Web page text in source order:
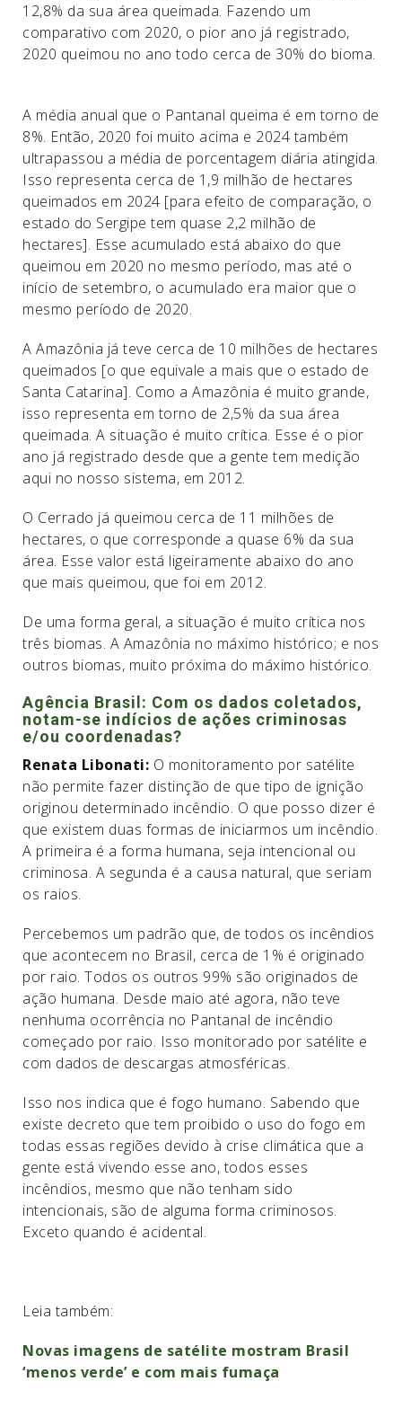
12,8% da sua área queimada. Fazendo um
comparativo com 2020, o pior ano já registrado,
2020 queimou no ano todo cerca de 30% do bioma.
A média anual que o Pantanal queima é em torno de
8%. Então, 2020 foi muito acima e 2024 também
ultrapassou a média de porcentagem diária atingida.
Isso representa cerca de 1,9 milhão de hectares
queimados em 2024 [para efeito de comparação, o
estado do Sergipe tem quase 2,2 milhão de
hectares]. Esse acumulado está abaixo do que
queimou em 2020 no mesmo período, mas até o
início de setembro, o acumulado era maior que o
mesmo período de 2020.
A Amazônia já teve cerca de 10 milhões de hectares
queimados [o que equivale a mais que o estado de
Santa Catarina]. Como a Amazônia é muito grande,
isso representa em torno de 2,5% da sua área
queimada. A situação é muito crítica. Esse é o pior
ano já registrado desde que a gente tem medição
aqui no nosso sistema, em 2012.
O Cerrado já queimou cerca de 11 milhões de
hectares, o que corresponde a quase 6% da sua
área. Esse valor está ligeiramente abaixo do ano
que mais queimou, que foi em 2012.
De uma forma geral, a situação é muito crítica nos
três biomas. A Amazônia no máximo histórico; e nos
outros biomas, muito próxima do máximo histórico.
Agência Brasil: Com os dados coletados,
notam-se indícios de ações criminosas
e/ou coordenadas?
Renata Libonati: O monitoramento por satélite
não permite fazer distinção de que tipo de ignição
originou determinado incêndio. O que posso dizer é
que existem duas formas de iniciarmos um incêndio.
A primeira é a forma humana, seja intencional ou
criminosa. A segunda é a causa natural, que seriam
os raios.
Percebemos um padrão que, de todos os incêndios
que acontecem no Brasil, cerca de 1% é originado
por raio. Todos os outros 99% são originados de
ação humana. Desde maio até agora, não teve
nenhuma ocorrência no Pantanal de incêndio
começado por raio. Isso monitorado por satélite e
com dados de descargas atmosféricas.
Isso nos indica que é fogo humano. Sabendo que
existe decreto que tem proibido o uso do fogo em
todas essas regiões devido à crise climática que a
gente está vivendo esse ano, todos esses
incêndios, mesmo que não tenham sido
intencionais, são de alguma forma criminosos.
Exceto quando é acidental.
Leia também:
Novas imagens de satélite mostram Brasil
‘menos verde’ e com mais fumaça